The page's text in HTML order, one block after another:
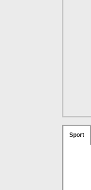
Sport